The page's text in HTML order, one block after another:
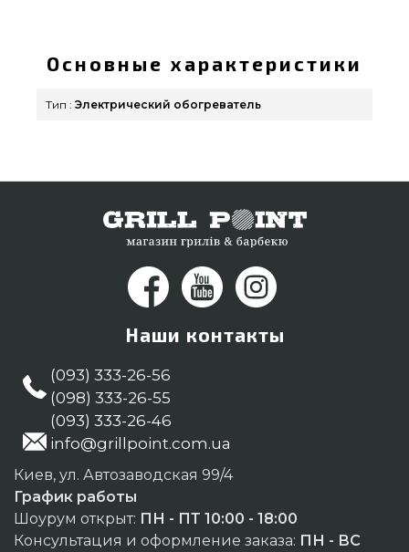
подобрать и заказать от лучшего бренда по
нормальной цене всего 11 985 грн. в каталоге
интернет магазина брендовых грилей GrillPoint.
клиентам городов: Днепродзержинск, Черкассы,
Основные характеристики
Тип : Электрический обогреватель
Наши контакты
(093) 333-26-56
(098) 333-26-55
(093) 333-26-46
info@grillpoint.com.ua
Киев, ул. Автозаводская 99/4
График работы
Шоурум открыт: ПН - ПТ 10:00 - 18:00
Консультация и оформление заказа: ПН - ВС